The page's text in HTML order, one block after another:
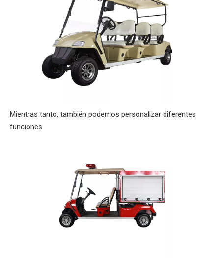
Mientras tanto, también podemos personalizar diferentes
funciones.